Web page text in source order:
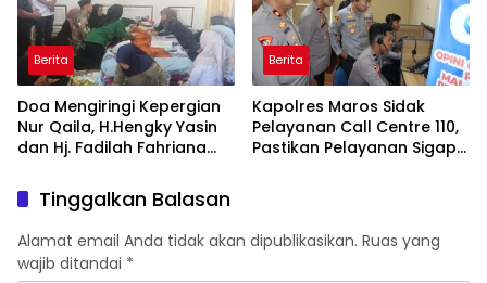
dan Inovasi Award 2026
Berita
Doa Mengiringi Kepergian
Nur Qaila, H.Hengky Yasin
dan Hj. Fadilah Fahriana
Keluarga
Berita
Kapolres Maros Sidak
Pelayanan Call Centre 110,
Pastikan Pelayanan Sigap
Tinggalkan Balasan
Alamat email Anda tidak akan dipublikasikan. Ruas yang
wajib ditandai *